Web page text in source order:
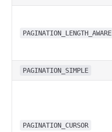
PAGINATION_LENGTH_AWARE
PAGINATION_SIMPLE
PAGINATION_CURSOR